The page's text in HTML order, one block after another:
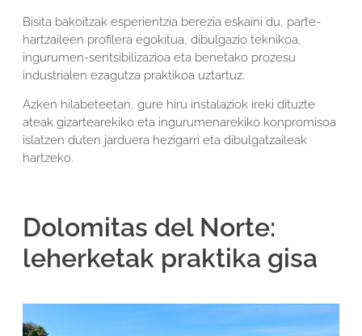
Bisita bakoitzak esperientzia berezia eskaini du, parte-
hartzaileen profilera egokitua, dibulgazio teknikoa,
ingurumen-sentsibilizazioa eta benetako prozesu
industrialen ezagutza praktikoa uztartuz.
Azken hilabeteetan, gure hiru instalaziok ireki dituzte
ateak gizartearekiko eta ingurumenarekiko konpromisoa
islatzen duten jarduera hezigarri eta dibulgatzaileak
hartzeko.
Dolomitas del Norte:
leherketak praktika gisa